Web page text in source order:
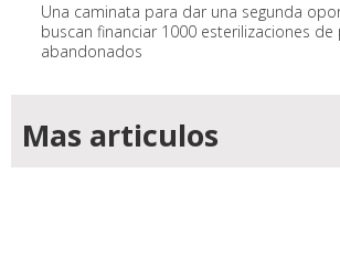
Una caminata para dar una segunda
buscan financiar 1000 esterilizaciones de
abandonados
Mas articulos